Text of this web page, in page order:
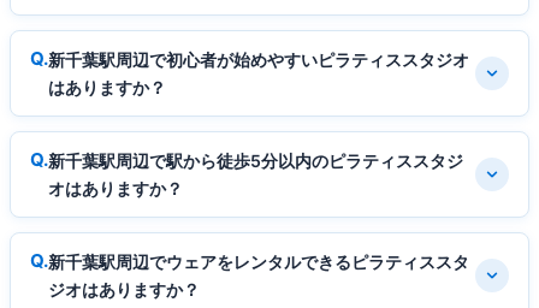
新千葉駅周辺で初心者が始めやすいピラティススタジオ
はありますか？
新千葉駅周辺で駅から徒歩5分以内のピラティススタジ
オはありますか？
新千葉駅周辺でウェアをレンタルできるピラティススタ
ジオはありますか？